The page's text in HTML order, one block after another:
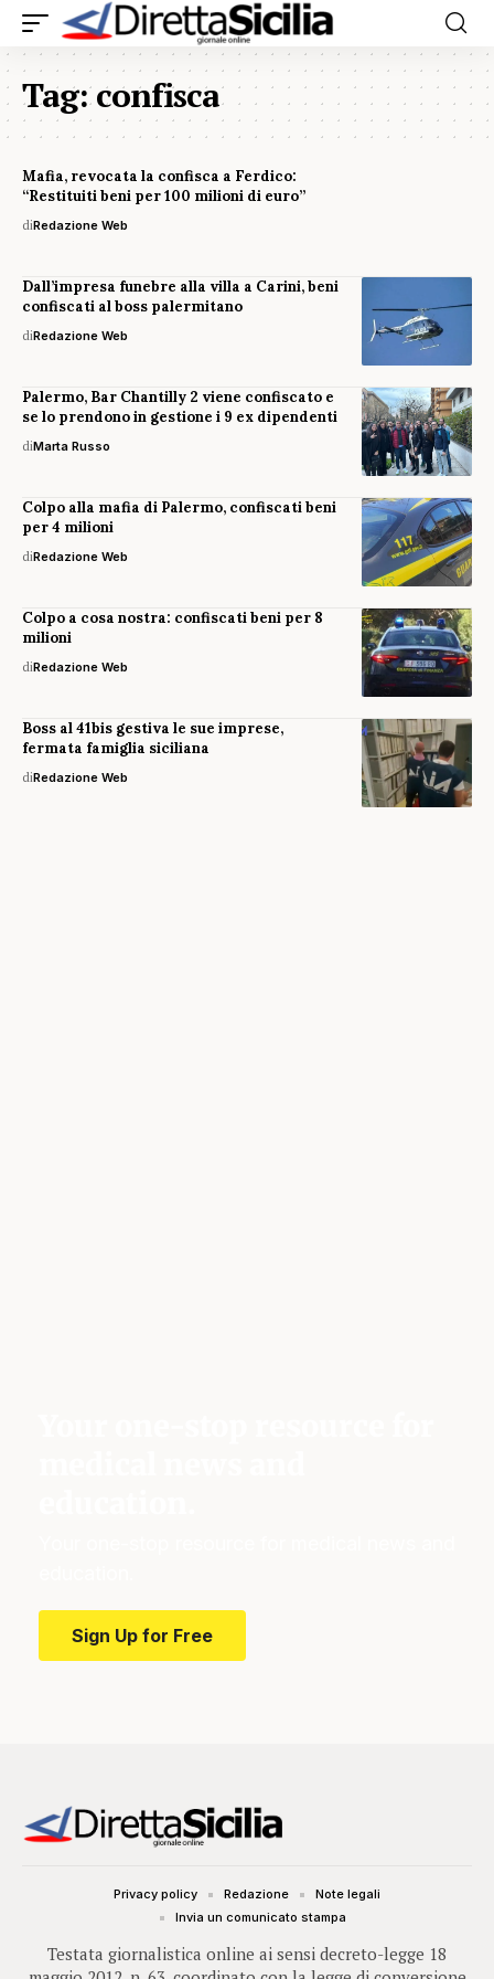
Tag:confisca
Mafia, revocata la confisca a Ferdico:
“Restituiti beni per 100 milioni di euro”
diRedazione Web
Dall’impresa funebre alla villa a Carini, beni
confiscati al boss palermitano
diRedazione Web
Palermo, Bar Chantilly 2 viene confiscato e
se lo prendono in gestione i 9 ex dipendenti
diMarta Russo
Colpo alla mafia di Palermo, confiscati beni
per 4 milioni
diRedazione Web
Colpo a cosa nostra: confiscati beni per 8
milioni
diRedazione Web
Boss al 41bis gestiva le sue imprese,
fermata famiglia siciliana
diRedazione Web
Sign Up for Free
Testata giornalistica online ai sensi decreto-legge 18
Privacy policy Redazione
Note legali
Invia un comunicato stampa